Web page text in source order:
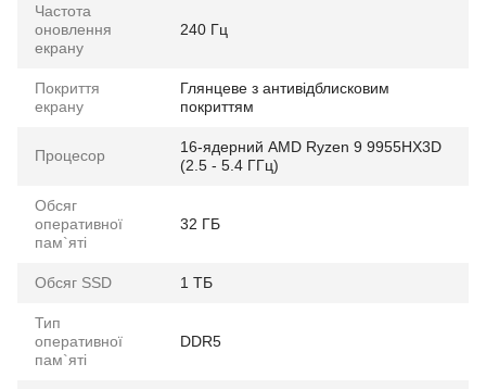
Частота
оновлення
екрану
240 Гц
Покриття
екрану
Глянцеве з антивідблисковим
покриттям
Процесор
16-ядерний AMD Ryzen 9 9955HX3D
(2.5 - 5.4 ГГц)
Обсяг
оперативної
пам`яті
32 ГБ
Обсяг SSD 1 ТБ
Тип
оперативної
пам`яті
DDR5